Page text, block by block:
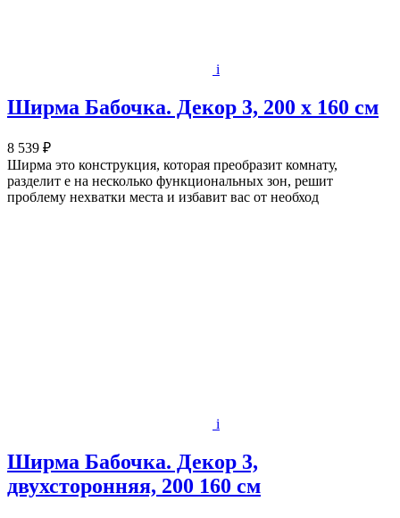
i
Ширма Бабочка. Декор 3, 200 х 160 см
8 539 ₽
Ширма это конструкция, которая преобразит комнату,
разделит е на несколько функциональных зон, решит
проблему нехватки места и избавит вас от необход
i
Ширма Бабочка. Декор 3,
двухсторонняя, 200 160 см